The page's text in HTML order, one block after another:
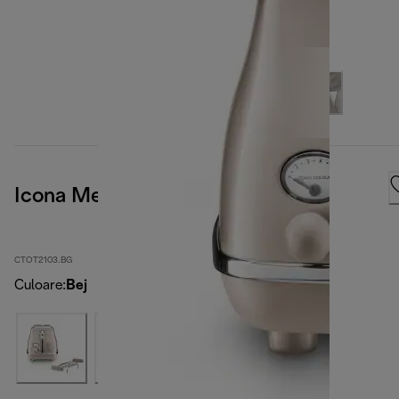
Icona Metallics
CTOT2103.BG
Culoare: Bej